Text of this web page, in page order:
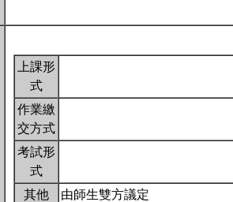
上課形
式
作業繳
交方式
考試形
式
其他
由師生雙方議定